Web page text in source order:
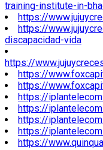
training-institute-in-
https://
https://
discapacidad-vida
https://
https://
https://
https://
https://
https://
https://
https://